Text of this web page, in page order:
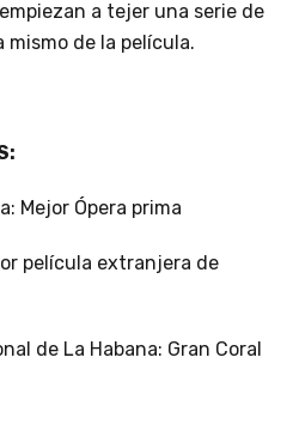
a tejer una serie de
mismo de la película.
Mejor Ópera prima
película extranjera de
de La Habana: Gran Coral